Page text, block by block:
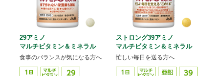
29アミノ
マルチビタミン＆ミネラル
食事のバランスが気になる方へ
ストロング39アミノ
マルチビタミン＆ミネラル
忙しい毎日を送る方へ